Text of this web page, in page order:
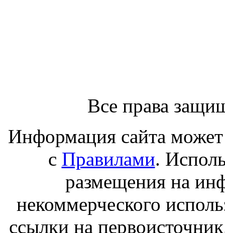
Все права
Информация сайта может
с Правилами.
размещения на
некоммерческого
ссылки на